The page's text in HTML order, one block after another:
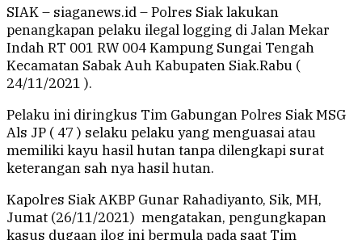
SIAK – siaganews.id – Polres Siak lakukan
penangkapan pelaku ilegal logging di Jalan Mekar
Indah RT 001 RW 004 Kampung Sungai Tengah
Kecamatan Sabak Auh Kabupaten Siak.Rabu (
24/11/2021 ).
Pelaku ini diringkus Tim Gabungan Polres Siak MSG
Als JP ( 47 ) selaku pelaku yang menguasai atau
memiliki kayu hasil hutan tanpa dilengkapi surat
keterangan sah nya hasil hutan.
Kapolres Siak AKBP Gunar Rahadiyanto, Sik, MH,
Jumat (26/11/2021) mengatakan, pengungkapan
kasus dugaan ilog ini bermula pada saat Tim